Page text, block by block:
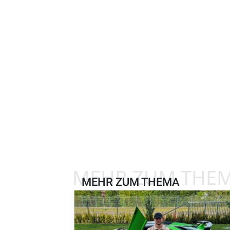
MEHR ZUM THEMA
MEHR ZUM